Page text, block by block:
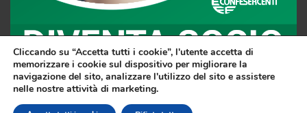
Cliccando su “Accetta tutti i cookie”, l'utente accetta di
memorizzare i cookie sul dispositivo per migliorare la
navigazione del sito, analizzare l'utilizzo del sito e assistere
nelle nostre attività di marketing.